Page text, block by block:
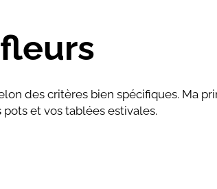
des critères bien spécifiques. Ma
et vos tablées estivales.